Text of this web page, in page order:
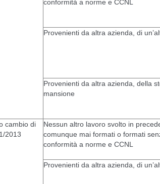
conformità a norme e CCNL
Provenienti da altra azienda, di
Provenienti da altra azienda, della
mansione
cambio di
2013
Nessun altro lavoro svolto in
comunque mai formati o formati
conformità a norme e CCNL
Provenienti da altra azienda, di